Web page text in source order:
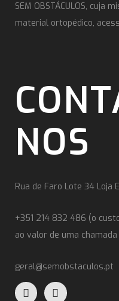
SEM OBSTÁCULOS, cuja
material ortopédico,
NOS
Rua de Faro Lote 34 Loja
+351 214 832 486 (o
ao valor de uma
geral@semobstaculos.pt